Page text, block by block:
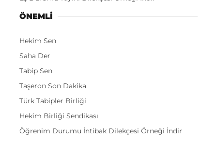
ÖNEMLI
Hekim Sen
Saha Der
Tabip Sen
Taşeron Son Dakika
Türk Tabipler Birliği
Hekim Birliği Sendikası
Öğrenim Durumu İntibak Dilekçesi Örneği İndir